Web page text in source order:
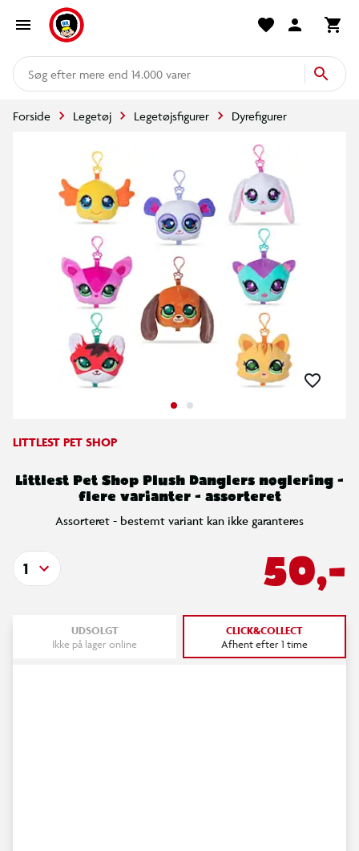
mere end 14.000 varer
Forside Legetøj Legetøjsfigurer Dyrefigurer
LITTLEST PET SHOP
Littlest Pet Shop Plush Danglers nøglering -
flere varianter - assorteret
Assorteret - bestemt variant kan ikke garanteres
50,-
1
UDSOLGT
Ikke på lager online
CLICK&COLLECT
Afhent efter 1 time